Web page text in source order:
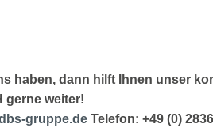
haben, dann hilft Ihnen unser
gerne weiter!
gruppe.de Telefon: +49 (0)